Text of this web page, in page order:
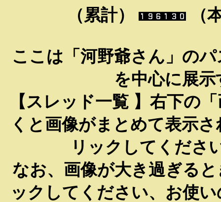
（累計） （
ここは「河野爺さん」の
を中心に展
【スレッド一覧 】右下の
くと画像がまとめて表示
リックしてくださ
なお、画像が大き過ぎる
ックしてください、お使